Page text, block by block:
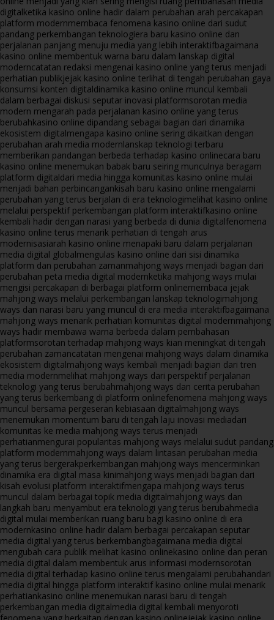
digitalketika kasino online hadir dalam perubahan arah percakapan
platform modernmembaca fenomena kasino online dari sudut
pandang perkembangan teknologiera baru kasino online dan
perjalanan panjang menuju media yang lebih interaktifbagaimana
kasino online membentuk warna baru dalam lanskap digital
moderncatatan redaksi mengenai kasino online yang terus menjadi
perhatian publikjejak kasino online terlihat di tengah perubahan gaya
konsumsi konten digitaldinamika kasino online muncul kembali
dalam berbagai diskusi seputar inovasi platformsorotan media
modern mengarah pada perjalanan kasino online yang terus
berubahkasino online dipandang sebagai bagian dari dinamika
ekosistem digitalmengapa kasino online sering dikaitkan dengan
perubahan arah media modernlanskap teknologi terbaru
memberikan pandangan berbeda terhadap kasino onlinecara baru
kasino online menemukan babak baru seiring munculnya beragam
platform digitaldari media hingga komunitas kasino online mulai
menjadi bahan perbincangankisah baru kasino online mengalami
perubahan yang terus berjalan di era teknologimelihat kasino online
melalui perspektif perkembangan platform interaktifkasino online
kembali hadir dengan narasi yang berbeda di dunia digitalfenomena
kasino online terus menarik perhatian di tengah arus
modernisasiarah kasino online menapaki baru dalam perjalanan
media digital globalmengulas kasino online dari sisi dinamika
platform dan perubahan zamanmahjong ways menjadi bagian dari
perubahan peta media digital modernketika mahjong ways mulai
mengisi percakapan di berbagai platform onlinemembaca jejak
mahjong ways melalui perkembangan lanskap teknologimahjong
ways dan narasi baru yang muncul di era media interaktifbagaimana
mahjong ways menarik perhatian komunitas digital modernmahjong
ways hadir membawa warna berbeda dalam pembahasan
platformsorotan terhadap mahjong ways kian meningkat di tengah
perubahan zamancatatan mengenai mahjong ways dalam dinamika
ekosistem digitalmahjong ways kembali menjadi bagian dari tren
media modernmelihat mahjong ways dari perspektif perjalanan
teknologi yang terus berubahmahjong ways dan cerita perubahan
yang terus berkembang di platform onlinefenomena mahjong ways
muncul bersama pergeseran kebiasaan digitalmahjong ways
menemukan momentum baru di tengah laju inovasi mediadari
komunitas ke media mahjong ways terus menjadi
perhatianmengurai popularitas mahjong ways melalui sudut pandang
platform modernmahjong ways dalam lintasan perubahan media
yang terus bergerakperkembangan mahjong ways mencerminkan
dinamika era digital masa kinimahjong ways menjadi bagian dari
kisah evolusi platform interaktifmengapa mahjong ways terus
muncul dalam berbagai topik media digitalmahjong ways dan
langkah baru menyambut era teknologi yang terus berubahmedia
digital mulai memberikan ruang baru bagi kasino online di era
modernkasino online hadir dalam berbagai percakapan seputar
media digital yang terus berkembangbagaimana media digital
mengubah cara publik melihat kasino onlinekasino online dan peran
media digital dalam membentuk arus informasi modernsorotan
media digital terhadap kasino online terus mengalami perubahandari
media digital hingga platform interaktif kasino online mulai menarik
perhatiankasino online menemukan narasi baru di tengah
perkembangan media digitalmedia digital kembali menyoroti